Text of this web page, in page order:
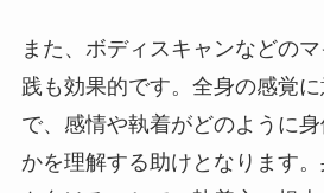
また、ボディスキャンなどの
践も効果的です。全身の感覚
で、感情や執着がどのように
かを理解する助けとなります